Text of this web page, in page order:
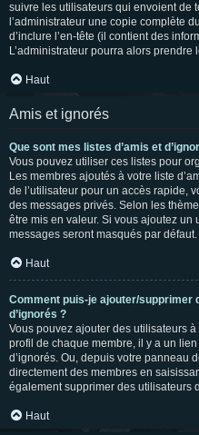
suivre les utilisateurs qui envoient de
l’administrateur une copie complète
d’inclure l’en-tête (il contient des
L’administrateur pourra alors
Haut
Amis et ignorés
Que sont mes listes d’amis et
Vous pouvez utiliser ces listes pour
Les membres ajoutés à votre liste
de l’utilisateur pour un accès rapide,
des messages privés. Selon les
être mis en valeur. Si vous ajoutez un
messages seront masqués par défaut.
Haut
Comment puis-je ajouter/supprimer
d’ignorés ?
Vous pouvez ajouter des utilisateurs
profil de chaque membre, il y a un
d’ignorés. Ou, depuis votre panneau
directement des membres en
également supprimer des utilisateurs
Haut